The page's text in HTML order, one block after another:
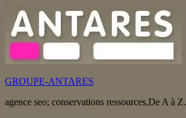
Aller
contenu
GROUPE-ANTARES
agence seo; conservations ressources,De A à Z.